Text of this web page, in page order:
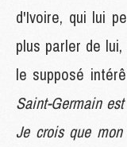
d'Ivoire, qui lui
plus parler de
le supposé
Saint-Germain
Je crois que